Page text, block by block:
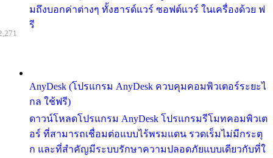
มถึงบอกค่าต่างๆ ทั้งฮารด์แวร์ ซอฟต์แวร์ ในเครื่องด้วย ฟ
รี
AnyDesk (โปรแกรม AnyDesk ควบคุมคอมพิวเตอร์ระยะไ
กล ใช้ฟรี)
ดาวน์โหลดโปรแกรม AnyDesk โปรแกรมรีโมทคอมพิวเต
อร์ ที่สามารถเชื่อมต่อแบบไร้พรมแดน รวดเร็มไม่มีกระตุ
ก และที่สำคัญมีระบบรักษาความปลอดภัยแบบเดียวกับที่ใ